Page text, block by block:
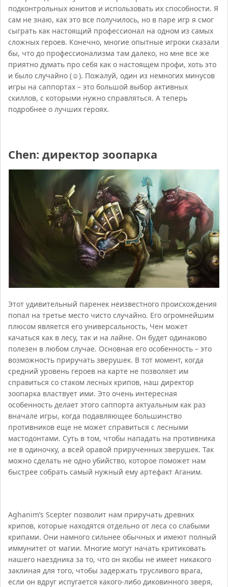
подконтрольных юнитов и использовать их способности. Я
сам не знаю, как это все получилось, но в паре игр я смог
сыграть как настоящий профессионал на одном из самых
сложных героев. Конечно, многие опытные игроки сказали
бы, что до профессионализма там далеко, но мне все же
приятно думать про себя как о настоящем профи, хоть это
и было случайно (☺). Пожалуй, один из немногих минусов
игры на саппортах – это большой выбор активных
скиллов, с которыми нужно справляться. А теперь
подробнее о лучших героях.
Chen: директор зоопарка
Этот удивительный паренек неизвестного происхождения
попал на третье место чисто случайно. Его огромнейшим
плюсом является его универсальность, Чен может
качаться как в лесу, так и на лайне. Он будет одинаково
полезен в любом случае. Основная его особенность – это
возможность приручать зверушек. В тот момент, когда
средний уровень героев на карте не позволяет им
справиться со стаком лесных крипов, наш директор
зоопарка властвует ими. Это очень интересная
особенность делает этого саппорта актуальным как раз
вначале игры, когда подавляющее большинство
противников еще не может справиться с лесными
мастодонтами. Суть в том, чтобы нападать на противника
не в одиночку, а всей оравой прирученных зверушек. Так
можно сделать не одно убийство, которое поможет нам
быстрее собрать самый нужный ему артефакт Аганим.
Aghanim’s Scepter позволит нам приручать древних
крипов, которые находятся отдельно от леса со слабыми
крипами. Они намного сильнее обычных и имеют полный
иммунитет от магии. Многие могут начать критиковать
нашего наездника за то, что он якобы не имеет никакого
заклиная для того, чтобы задержать трусливого врага,
если он вдруг испугается какого-либо диковинного зверя,